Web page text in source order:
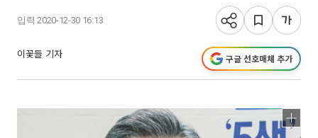
입력 2020-12-30 16:13
이꽃들 기자 구글 선호매체 추가